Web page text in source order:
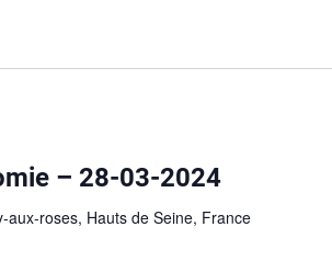
– 28-03-2024
roses, Hauts de Seine, France